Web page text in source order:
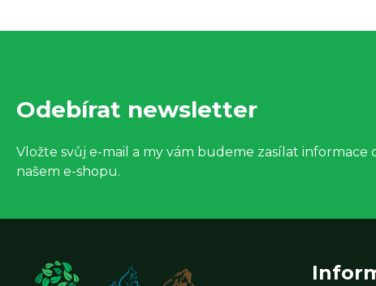
p
a
í
Odebírat newsletter
Vložte svůj e-mail a my vám budeme zasílat
našem e-shopu.